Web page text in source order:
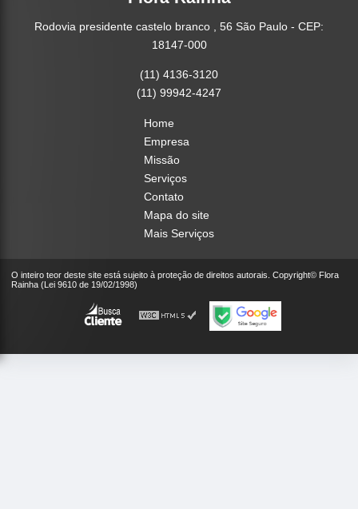
Rodovia presidente castelo branco , 56 São Paulo - CEP:
18147-000
(11) 4136-3120
(11) 99942-4247
Home
Empresa
Missão
Serviços
Contato
Mapa do site
Mais Serviços
O inteiro teor deste site está sujeito à proteção de direitos autorais. Copyright© Flora
Rainha (Lei 9610 de 19/02/1998)